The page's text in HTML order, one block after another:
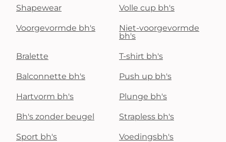
Shapewear Volle cup bh's
Voorgevormde bh's
Niet-voorgevormde
bh's
Bralette T-shirt bh's
Balconnette bh's Push up bh's
Hartvorm bh's Plunge bh's
Bh's zonder beugel Strapless bh's
Sport bh's Voedingsbh's